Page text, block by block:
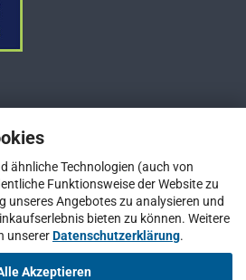
ähnliche Technologien (auch von
Funktionsweise der Website zu
unseres Angebotes zu analysieren und
bieten zu können. Weitere
unsererDatenschutzerklärung.
Akzeptieren
33 400
33 411